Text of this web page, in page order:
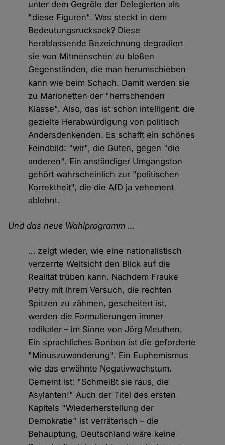
unter dem Gegröle der Delegierten als
"diese Figuren". Was steckt in dem
Bedeutungsrucksack? Diese
herablassende Bezeichnung degradiert
sie von Mitmenschen zu bloßen
Gegenständen, die man herumschieben
kann wie beim Schach. Damit werden sie
zu Marionetten der "herrschenden
Klasse". Also, das ist schon intelligent: die
gezielte Herabwürdigung von politisch
Andersdenkenden. Es schafft ein schönes
Feindbild: "wir", die Guten, gegen "die
anderen". Ein anständiger Umgangston
gehört wahrscheinlich zur "politischen
Korrektheit", die die AfD ja vehement
ablehnt.
Und das neue Wahlprogramm …
… zeigt wieder, wie eine nationalistisch
verzerrte Weltsicht den Blick auf die
Realität trüben kann. Nachdem Frauke
Petry mit ihrem Versuch, die rechten
Spitzen zu zähmen, gescheitert ist,
werden die Formulierungen immer
radikaler – im Sinne von Jörg Meuthen.
Ein sprachliches Bonbon ist die geforderte
"Minuszuwanderung". Ein Euphemismus
wie das erwähnte Negativwachstum.
Gemeint ist: "Schmeißt sie raus, die
Asylanten!" Auch der Titel des ersten
Kapitels "Wiederherstellung der
Demokratie" ist verräterisch – die
Behauptung, Deutschland wäre keine